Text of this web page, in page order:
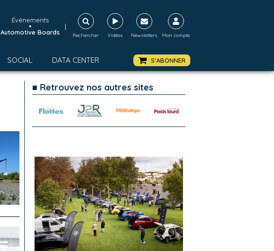
Événements
•
Automotive Boards
|
Rechercher Vidéos Newsletters Mon compte
SOCIAL DATA CENTER S'ABONNER
■ Retrouvez nos autres sites